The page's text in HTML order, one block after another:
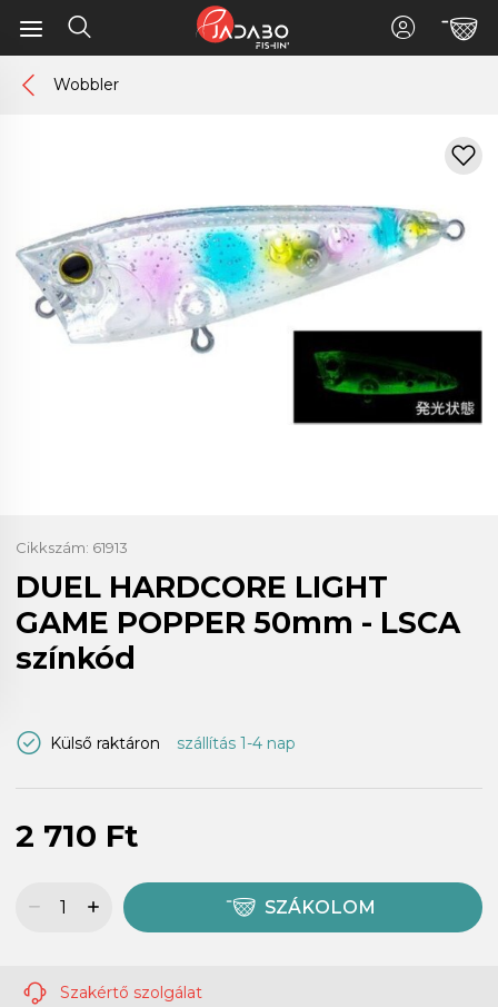
Wobbler
Cikkszám: 61913
DUEL HARDCORE LIGHT
GAME POPPER 50mm - LSCA
színkód
Külső raktáron szállítás 1-4 nap
2 710 Ft
SZÁKOLOM
Szakértő szolgálat